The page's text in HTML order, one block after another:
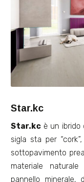
Star.kc
Star.kc è un ibrido
sigla sta per
sottopavimento
materiale
pannello